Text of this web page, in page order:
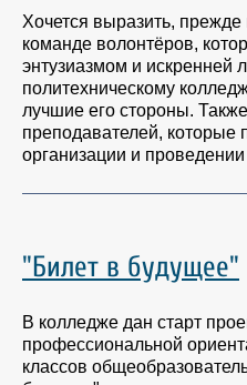
Хочется выразить, прежде
команде волонтёров,
энтузиазмом и искренней
политехническому
лучшие его стороны.
преподавателей, которые
организации и
"Билет в будущее"
В колледже дан старт
профессиональной
классов